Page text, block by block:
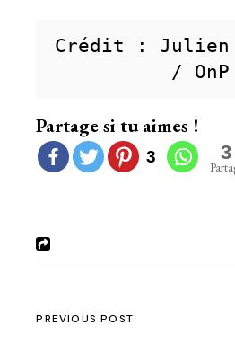
Crédit : Julien
/ OnP
Partage si tu aimes !
3 3
PREVIOUS POST